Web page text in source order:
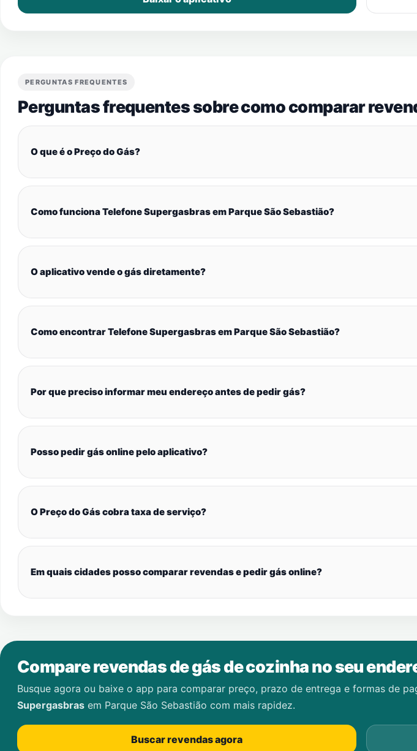
PERGUNTAS FREQUENTES
Perguntas frequentes sobre como comparar
O que é o Preço do Gás?
Como funciona Telefone Supergasbras em Parque São Sebastião?
O aplicativo vende o gás diretamente?
Como encontrar Telefone Supergasbras em Parque São Sebastião?
Por que preciso informar meu endereço antes de pedir gás?
Posso pedir gás online pelo aplicativo?
O Preço do Gás cobra taxa de serviço?
Em quais cidades posso comparar revendas e pedir gás online?
Compare revendas de gás de cozinha no seu
Busque agora ou baixe o app para comparar preço, prazo de entrega e formas de
Supergasbras em Parque São Sebastião com mais rapidez.
Buscar revendas agora